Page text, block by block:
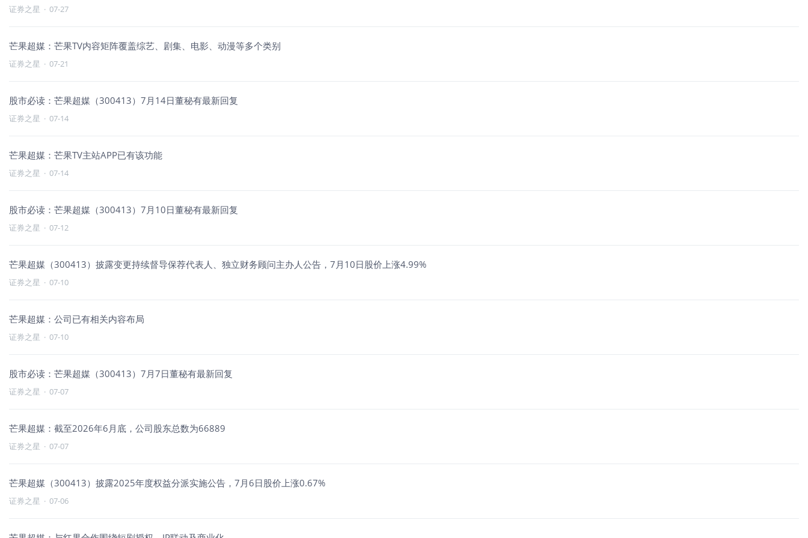
证券之星 · 07-27
芒果超媒：芒果TV内容矩阵覆盖综艺、剧集、电影、动漫等多个类别
证券之星 · 07-21
股市必读：芒果超媒（300413）7月14日董秘有最新回复
证券之星 · 07-14
芒果超媒：芒果TV主站APP已有该功能
证券之星 · 07-14
股市必读：芒果超媒（300413）7月10日董秘有最新回复
证券之星 · 07-12
芒果超媒（300413）披露变更持续督导保荐代表人、独立财务顾问主办人公告，7月10日股价上涨4.99%
证券之星 · 07-10
芒果超媒：公司已有相关内容布局
证券之星 · 07-10
股市必读：芒果超媒（300413）7月7日董秘有最新回复
证券之星 · 07-07
芒果超媒：截至2026年6月底，公司股东总数为66889
证券之星 · 07-07
芒果超媒（300413）披露2025年度权益分派实施公告，7月6日股价上涨0.67%
证券之星 · 07-06